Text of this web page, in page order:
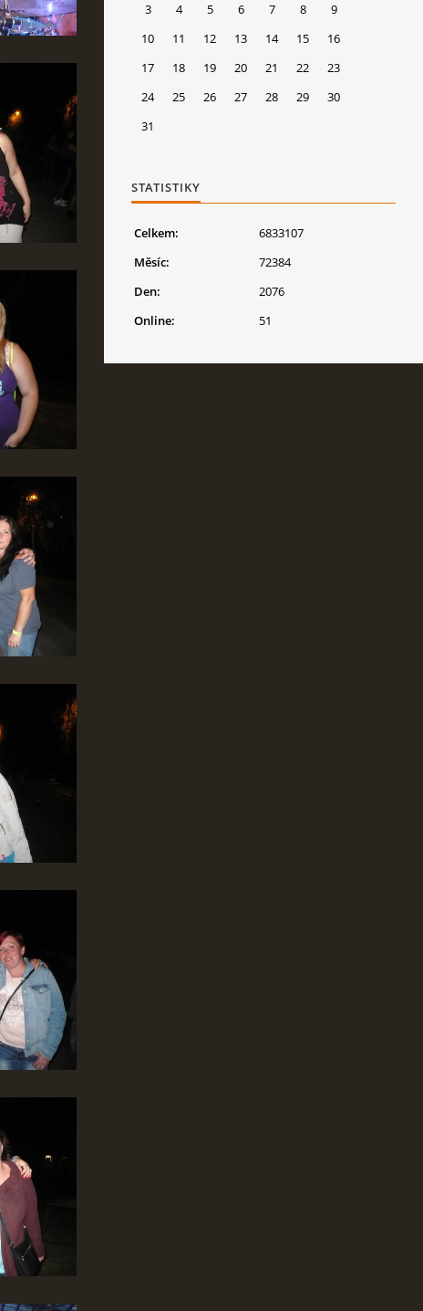
3
4 5 6 7 8
9
10
11 12 13 14 15
16
17
18 19 20 21 22
23
24
25 26 27 28 29
30
31
STATISTIKY
Online: 51
Celkem:
6833107
Měsíc:
72384
Den:
2076